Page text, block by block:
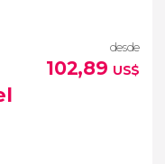
más artísticos dedesde
102,89 US$